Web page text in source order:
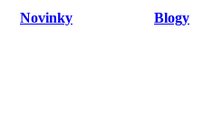
Novinky Blogy